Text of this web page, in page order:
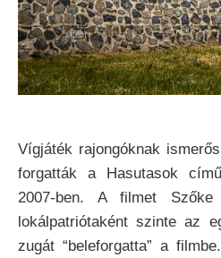
Vígjáték rajongóknak
forgatták a Hasutasok
2007-ben. A filmet
lokálpatriótaként szinte az
zugát “beleforgatta” a